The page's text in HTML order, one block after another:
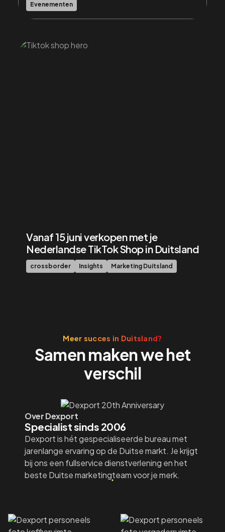
Evenementen
Vanaf 15 juni verkopen met je
Nederlandse TikTok Shop in Duitsland
crossborder Insights Marketing Duitsland
Meer succes in Duitsland?
Samen maken we het
verschil
Over Dexport
Specialist sinds 2006
Dexport is hét gespecialiseerde bureau met
jarenlange ervaring op de Duitse markt. Je krijgt
bij ons een fullservice dienstverlening en het
beste Duitse marketingteam voor je merk.